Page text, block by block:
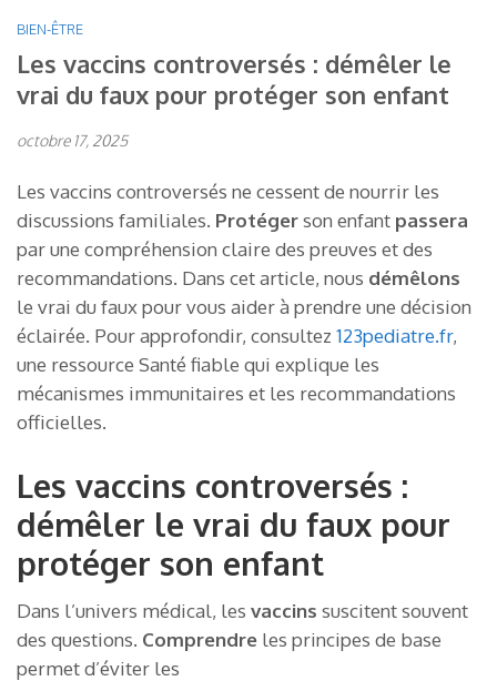
BIEN-ÊTRE
Les vaccins controversés : démêler le
vrai du faux pour protéger son enfant
octobre 17, 2025
Les vaccins controversés ne cessent de nourrir les
discussions familiales. Protégerson enfant passera
par une compréhension claire des preuves et des
recommandations. Dans cet article, nous démêlons
le vrai du faux pour vous aider à prendre une décision
éclairée. Pour approfondir, consultez 123pediatre.fr,
une ressource Santé fiable qui explique les
mécanismes immunitaires et les recommandations
officielles.
Les vaccins controversés :
démêler le vrai du faux pour
protéger son enfant
Dans l’univers médical, les vaccins suscitent souvent
des questions. Comprendre les principes de base
permet d’éviter les